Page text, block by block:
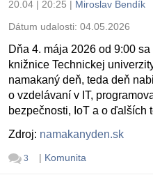
20.04 | 20:25 | Miroslav Bendík
Dátum udalosti: 04.05.2026
Dňa 4. mája 2026 od 9:00
knižnice Technickej
namakaný deň, teda deň
o vzdelávaní v IT,
bezpečnosti, IoT a o ďalších
Zdroj: namakanyden.sk
3 | Komunita